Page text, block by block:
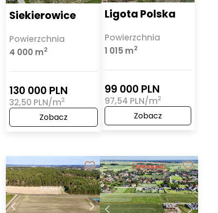
Siekierowice
Powierzchnia
4 000 m2
130 000 PLN
32,50 PLN/m2
Zobacz
Ligota Polska
Powierzchnia
1 015 m2
99 000 PLN
97,54 PLN/m2
Zobacz